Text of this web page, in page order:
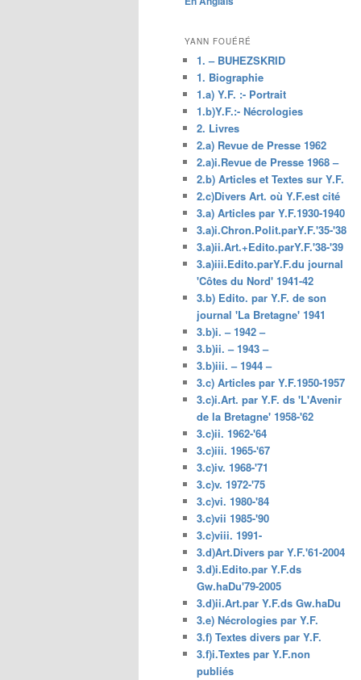
principal
YANN FOUÉRÉ
1. – BUHEZSKRID
1. Biographie
1.a) Y.F. :- Portrait
1.b)Y.F.:- Nécrologies
2. Livres
2.a) Revue de Presse 1962
2.a)i.Revue de Presse 1968 –
2.b) Articles et Textes sur Y.F.
2.c)Divers Art. où Y.F.est cité
3.a) Articles par Y.F.1930-1940
3.a)i.Chron.Polit.parY.F.'35-'38
3.a)ii.Art.+Edito.parY.F.'38-'39
3.a)iii.Edito.parY.F.du journal
'Côtes du Nord' 1941-42
3.b) Edito. par Y.F. de son
journal 'La Bretagne' 1941
3.b)i. – 1942 –
3.b)ii. – 1943 –
3.b)iii. – 1944 –
3.c) Articles par Y.F.1950-1957
3.c)i.Art. par Y.F. ds 'L'Avenir
de la Bretagne' 1958-'62
3.c)ii. 1962-'64
3.c)iii. 1965-'67
3.c)iv. 1968-'71
3.c)v. 1972-'75
3.c)vi. 1980-'84
3.c)vii 1985-'90
3.c)viii. 1991-
3.d)Art.Divers par Y.F.'61-2004
3.d)i.Edito.par Y.F.ds
Gw.haDu'79-2005
3.d)ii.Art.par Y.F.ds Gw.haDu
3.e) Nécrologies par Y.F.
3.f) Textes divers par Y.F.
3.f)i.Textes par Y.F.non
publiés